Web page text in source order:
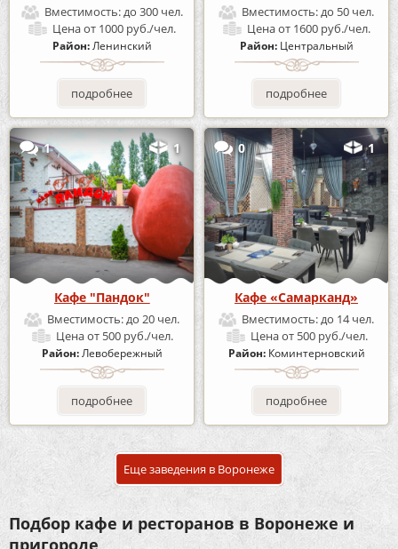
Вместимость:до 300 чел.
Ценаот 1000 руб./чел.
Район:Ленинский
подробнее
Вместимость:до 50 чел.
Ценаот 1600 руб./чел.
Район: Центральный
подробнее
1 1
Кафе "Пандок"
Вместимость:до 20 чел.
Ценаот 500 руб./чел.
Район:Левобережный
подробнее
0 1
Кафе «Самарканд»
Вместимость:до 14 чел.
Ценаот 500 руб./чел.
Район: Коминтерновский
подробнее
Еще заведения в Воронеже
Подбор кафе и ресторанов в Воронеже и
пригороде